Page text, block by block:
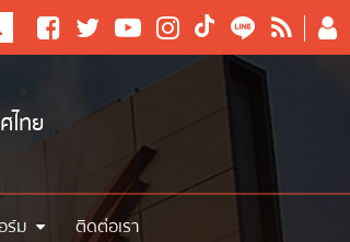
ไทย
ร์ม ติดต่อเรา